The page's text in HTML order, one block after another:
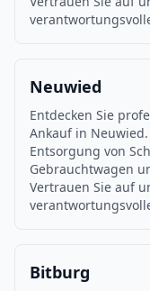
Neuwied
Entdecken Sie
Ankauf in
Entsorgung von
Gebrauchtwagen
Vertrauen Sie auf
Bitburg